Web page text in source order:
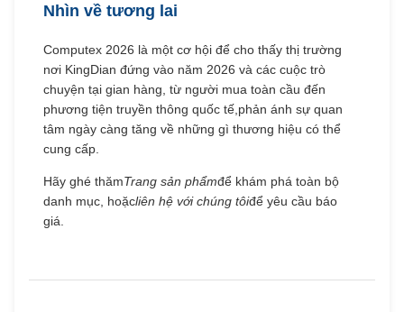
Nhìn về tương lai
Computex 2026 là một cơ hội để cho thấy thị trường
nơi KingDian đứng vào năm 2026 và các cuộc trò
chuyện tại gian hàng, từ người mua toàn cầu đến
phương tiện truyền thông quốc tế,phản ánh sự quan
tâm ngày càng tăng về những gì thương hiệu có thể
cung cấp.
Hãy ghé thămTrang sản phẩmđể khám phá toàn bộ
danh mục, hoặcliên hệ với chúng tôiđể yêu cầu báo
giá.